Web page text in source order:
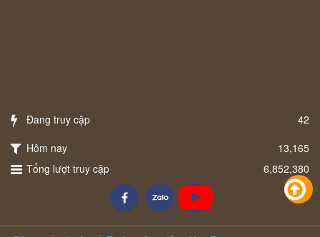
Đang truy cập
42
Hôm nay
13,165
Tổng lượt truy cập
6,852,380